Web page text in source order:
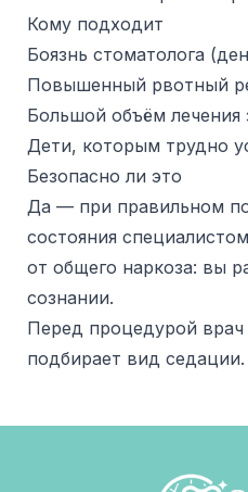
Кому подходит
Боязнь стоматолога
Повышенный рвотный
Большой объём лечения
Дети, которым трудно
Безопасно ли это
Да — при правильном
состояния
от общего наркоза: вы
сознании.
Перед процедурой
подбирает вид седации.